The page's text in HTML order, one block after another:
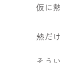
仮に
熱だ